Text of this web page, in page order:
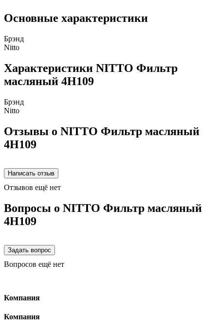
Основные характеристики
Брэнд
Nitto
Характеристики NITTO Фильтр
масляный 4H109
Брэнд
Nitto
Отзывы о NITTO Фильтр масляный
4H109
Отзывов ещё нет
Вопросы о NITTO Фильтр масляный
4H109
Вопросов ещё нет
Компания
Компания